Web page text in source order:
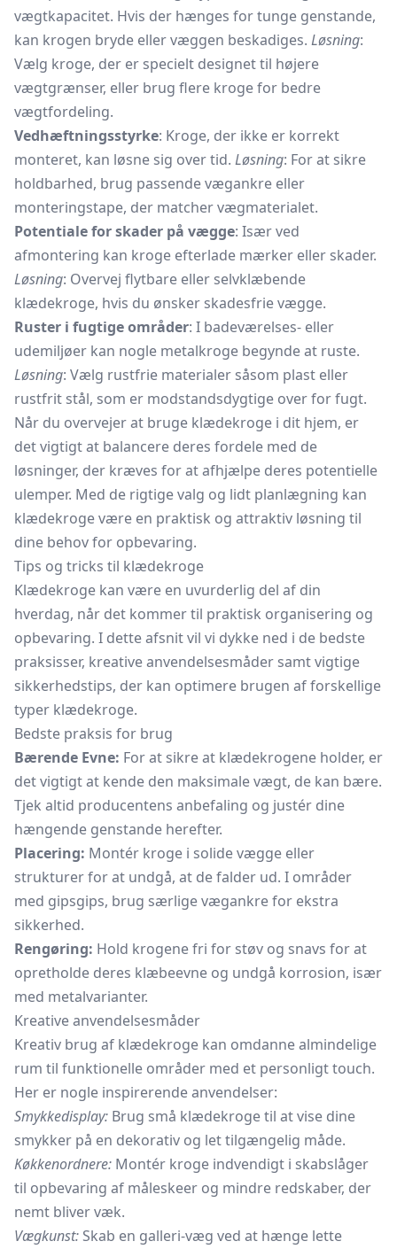
vægtkapacitet. Hvis der hænges for tunge genstande,
kan krogen bryde eller væggen beskadiges. Løsning:
Vælg kroge, der er specielt designet til højere
vægtgrænser, eller brug flere kroge for bedre
vægtfordeling.
Vedhæftningsstyrke: Kroge, der ikke er korrekt
monteret, kan løsne sig over tid. Løsning: For at sikre
holdbarhed, brug passende vægankre eller
monteringstape, der matcher vægmaterialet.
Potentiale for skader på vægge: Især ved
afmontering kan kroge efterlade mærker eller skader.
Løsning: Overvej flytbare eller selvklæbende
klædekroge, hvis du ønsker skadesfrie vægge.
Ruster i fugtige områder: I badeværelses- eller
udemiljøer kan nogle metalkroge begynde at ruste.
Løsning: Vælg rustfrie materialer såsom plast eller
rustfrit stål, som er modstandsdygtige over for fugt.
Når du overvejer at bruge klædekroge i dit hjem, er
det vigtigt at balancere deres fordele med de
løsninger, der kræves for at afhjælpe deres potentielle
ulemper. Med de rigtige valg og lidt planlægning kan
klædekroge være en praktisk og attraktiv løsning til
dine behov for opbevaring.
Tips og tricks til klædekroge
Klædekroge kan være en uvurderlig del af din
hverdag, når det kommer til praktisk organisering og
opbevaring. I dette afsnit vil vi dykke ned i de bedste
praksisser, kreative anvendelsesmåder samt vigtige
sikkerhedstips, der kan optimere brugen af forskellige
typer klædekroge.
Bedste praksis for brug
Bærende Evne: For at sikre at klædekrogene holder, er
det vigtigt at kende den maksimale vægt, de kan bære.
Tjek altid producentens anbefaling og justér dine
hængende genstande herefter.
Placering: Montér kroge i solide vægge eller
strukturer for at undgå, at de falder ud. I områder
med gipsgips, brug særlige vægankre for ekstra
sikkerhed.
Rengøring: Hold krogene fri for støv og snavs for at
opretholde deres klæbeevne og undgå korrosion, især
med metalvarianter.
Kreative anvendelsesmåder
Kreativ brug af klædekroge kan omdanne almindelige
rum til funktionelle områder med et personligt touch.
Her er nogle inspirerende anvendelser:
Smykkedisplay: Brug små klædekroge til at vise dine
smykker på en dekorativ og let tilgængelig måde.
Køkkenordnere: Montér kroge indvendigt i skabslåger
til opbevaring af måleskeer og mindre redskaber, der
nemt bliver væk.
Vægkunst: Skab en galleri-væg ved at hænge lette